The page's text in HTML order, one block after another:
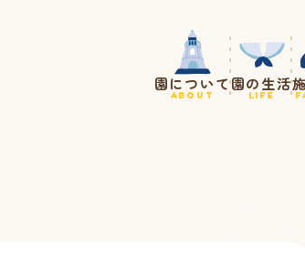
園について
ABOUT
園の生活
LIFE